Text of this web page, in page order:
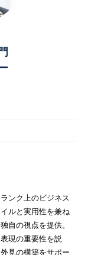
ンク上のビジネス
ルと実用性を兼ね
自の視点を提供。
現の重要性を説
見の構築をサポー